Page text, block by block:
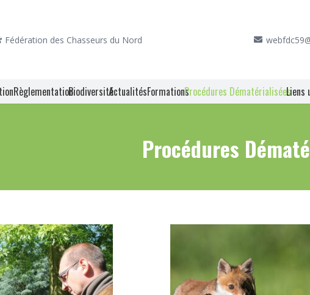
Fédération des Chasseurs du Nord
RèglementationBiodiversitéActualitésFormationsProcédures DématérialiséesLiens
Procédures